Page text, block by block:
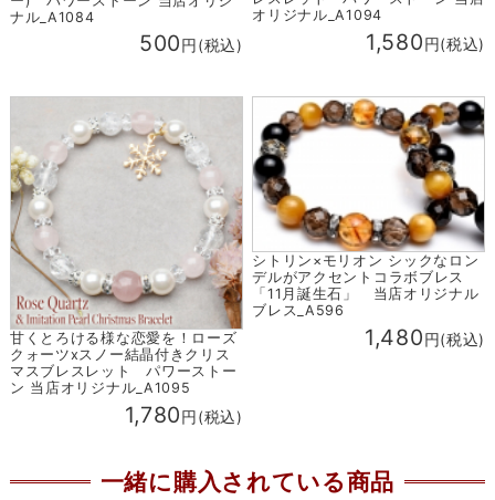
ナル_A1084
500円(税込)
オリジナル_A1094
1,580円(税込)
甘くとろける様な恋愛を！ローズ
クォーツxスノー結晶付きクリス
マスブレスレット パワーストー
ン 当店オリジナル_A1095
1,780円(税込)
シトリン×モリオン シックなロン
デルがアクセントコラボブレス
「11月誕生石」 当店オリジナル
ブレス_A596
1,480円(税込)
一緒に購入されている商品